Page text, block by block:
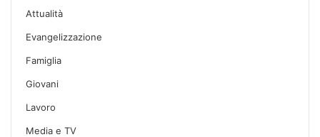
Attualità
Evangelizzazione
Famiglia
Giovani
Lavoro
Media e TV